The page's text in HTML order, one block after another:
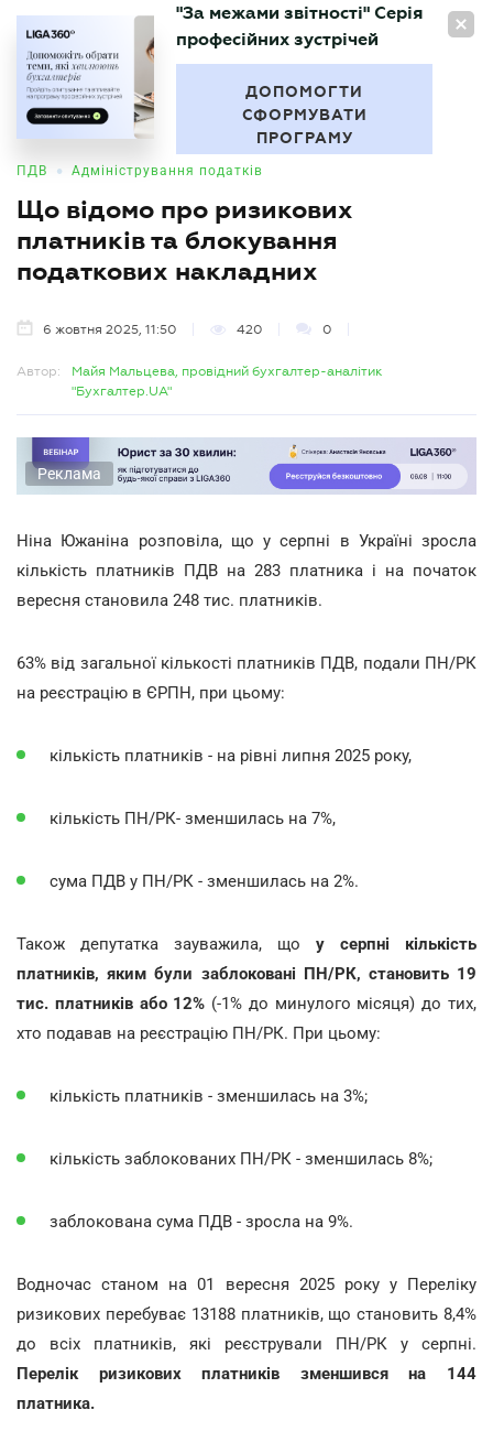
UA
БУХГАЛТЕР
"За межами звітності" Серія
професійних зустрічей
ДОПОМОГТИ
СФОРМУВАТИ
ПРОГРАМУ
ПДВ • Адміністрування податків
Що відомо про ризикових
платників та блокування
податкових накладних
6 жовтня 2025, 11:50 420 0
Автор:
Майя Мальцева, провідний бухгалтер-аналітик
"Бухгалтер.UA"
Реклама
Ніна Южаніна розповіла, що у серпні в Україні зросла
кількість платників ПДВ на 283 платника і на початок
вересня становила 248 тис. платників.
63% від загальної кількості платників ПДВ, подали ПН/РК
на реєстрацію в ЄРПН, при цьому:
кількість платників - на рівні липня 2025 року,
кількість ПН/РК- зменшилась на 7%,
сума ПДВ у ПН/РК - зменшилась на 2%.
Також депутатка зауважила, що у серпні кількість
платників, яким були заблоковані ПН/РК, становить 19
тис. платників або 12% (-1% до минулого місяця) до тих,
хто подавав на реєстрацію ПН/РК. При цьому:
кількість платників - зменшилась на 3%;
кількість заблокованих ПН/РК - зменшилась 8%;
заблокована сума ПДВ - зросла на 9%.
Водночас станом на 01 вересня 2025 року у Переліку
ризикових перебуває 13188 платників, що становить 8,4%
до всіх платників, які реєстрували ПН/РК у серпні.
Перелік ризикових платників зменшився на 144
платника.